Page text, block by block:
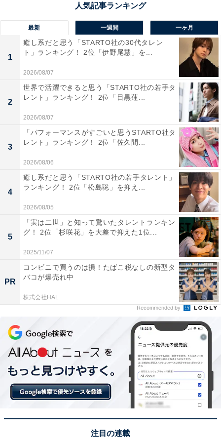
井ノ原快彦さんの商品をAmazonで見る
1位：松岡昌宏（TOKIO）
なんだかんだいいながら「撮っとく？」と今日のた
めに、この写真を用意してくれるところ?
皆様からの、たくさんの「ここが好き」。
読んでいるこちらが、めちゃくちゃ楽しかったで
す！いつもありがとうございます！
pic.twitter.com/I3nHTYk1NW
— 株式会社TOKIO (@tokioinc_2021)
January 11, 2024
最新 一週間 一ヶ月
1
癒し系だと思う「STARTO社の30代タレン
ト」ランキング！ 2位「伊野尾慧」を...
2026/08/07
2
世界で活躍できると思う「STARTO社の若手タ
レント」ランキング！ 2位「目黒蓮...
2026/08/07
3
「パフォーマンスがすごいと思うSTARTO社タ
レント」ランキング！ 2位「佐久間...
2026/08/06
4
癒し系だと思う「STARTO社の若手タレント」
ランキング！ 2位「松島聡」を抑え...
2026/08/05
5
「実は二世」と知って驚いたタレントランキン
グ！ 2位「杉咲花」を大差で抑えた1位...
2025/11/07
PR
コンビニで買うのは損！たばこ税なしの新型タ
バコが爆売れ中
株式会社HAL
Recommended by
注目の連載